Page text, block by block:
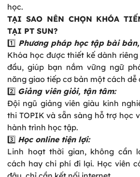
học.
TẠI SAO NÊN CHỌN KHÓA
TẠI PT SUN?
1️⃣ Phương pháp học tập bài
Khóa học được thiết kế dành
đầu, giúp bạn nắm vững ngữ
năng giao tiếp cơ bản một cách dễ
2️⃣ Giảng viên giỏi, tận tâm:
Đội ngũ giảng viên giàu kinh
thi TOPIK và sẵn sàng hỗ trợ học
hành trình học tập.
3️⃣ Học online tiện lợi:
Linh hoạt thời gian, không cần
cách hay chi phí đi lại. Học viên